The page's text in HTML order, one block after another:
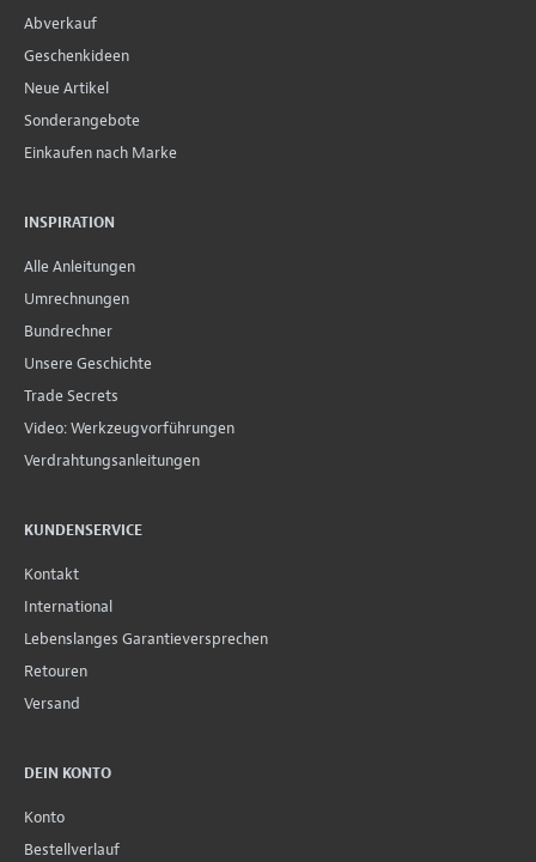
Abverkauf
Geschenkideen
Neue Artikel
Sonderangebote
Einkaufen nach Marke
INSPIRATION
Alle Anleitungen
Umrechnungen
Bundrechner
Unsere Geschichte
Trade Secrets
Video: Werkzeugvorführungen
Verdrahtungsanleitungen
KUNDENSERVICE
Kontakt
International
Lebenslanges Garantieversprechen
Retouren
Versand
DEIN KONTO
Konto
Bestellverlauf